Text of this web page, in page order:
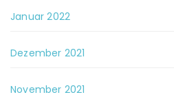
Januar 2022
Dezember 2021
November 2021